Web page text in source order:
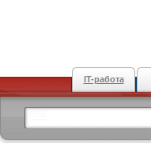
IT-работа